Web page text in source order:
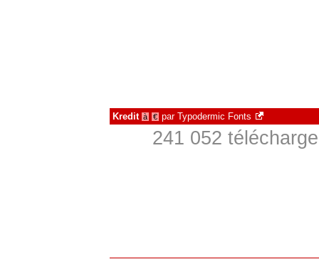
Kredit à € par Typodermic Fonts
241 052